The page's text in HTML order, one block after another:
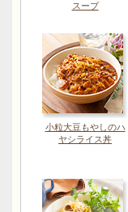
スープ
小粒大豆もやしのハ
ヤシライス丼